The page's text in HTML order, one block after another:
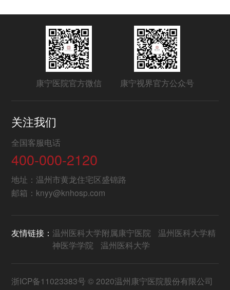
康宁医院官方微信 康宁视界官方公众号
关注我们
全国客服电话
400-000-2120
地址：温州市黄龙住宅区盛锦路
邮箱：knyy@knhosp.com
友情链接：温州医科大学附属康宁医院
温州医科大学精
神医学学院
温州医科大学
浙ICP备11023383号© 2020温州康宁医院股份有限公司